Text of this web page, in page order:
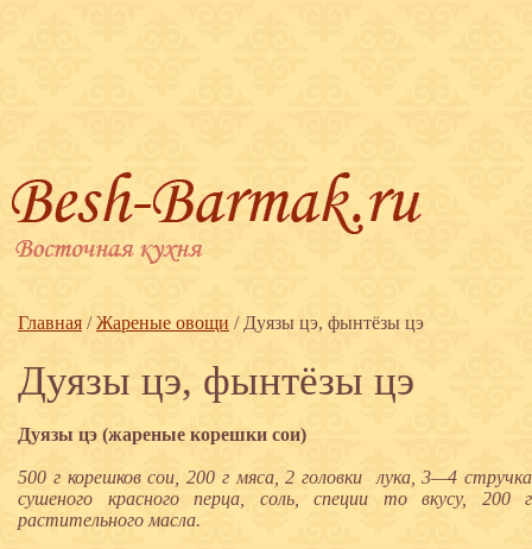
Главная /Жареные овощи / Дуязы цэ, фынтёзы цэ
Дуязы цэ, фынтёзы цэ
Дуязы цэ (жареные корешки сои)
500 г корешков сои, 200 г мяса, 2 головки лука, 3—4 стручка
сушеного красного перца, соль, специи то вкусу, 200 г
растительного масла.